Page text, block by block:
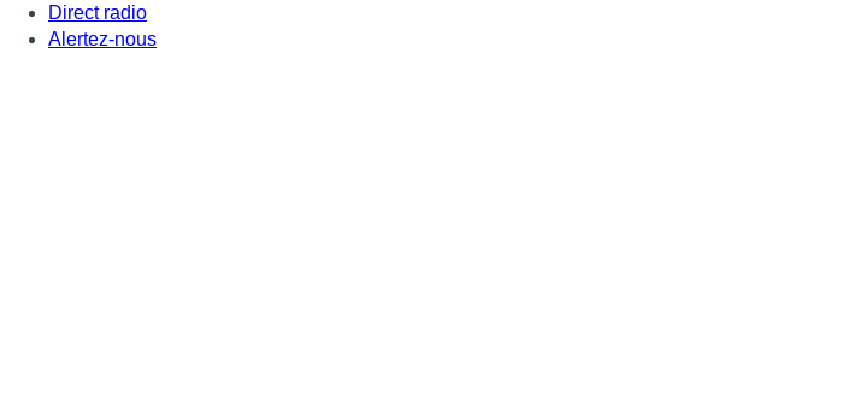
Direct radio
Alertez-nous